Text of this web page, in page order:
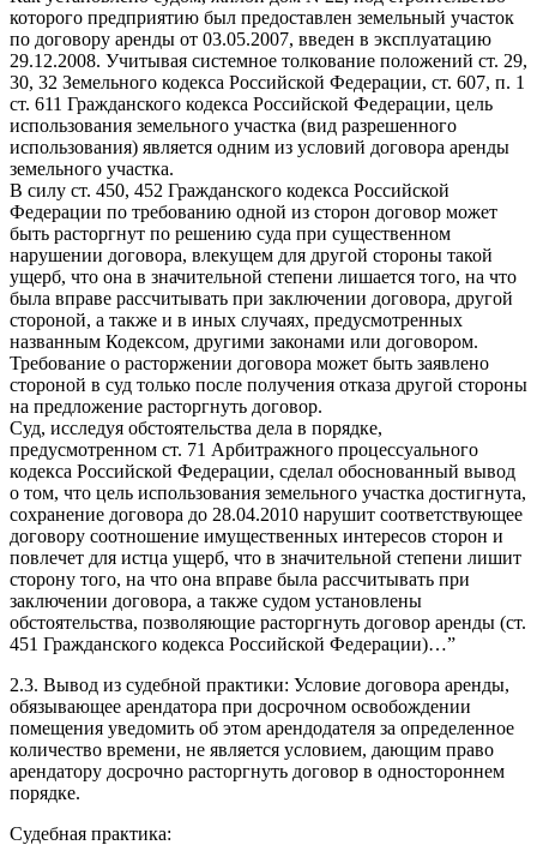
которого предприятию был предоставлен земельный участок
по договору аренды от 03.05.2007, введен в эксплуатацию
29.12.2008. Учитывая системное толкование положений ст. 29,
30, 32 Земельного кодекса Российской Федерации, ст. 607, п. 1
ст. 611 Гражданского кодекса Российской Федерации, цель
использования земельного участка (вид разрешенного
использования) является одним из условий договора аренды
земельного участка.
В силу ст. 450, 452 Гражданского кодекса Российской
Федерации по требованию одной из сторон договор может
быть расторгнут по решению суда при существенном
нарушении договора, влекущем для другой стороны такой
ущерб, что она в значительной степени лишается того, на что
была вправе рассчитывать при заключении договора, другой
стороной, а также и в иных случаях, предусмотренных
названным Кодексом, другими законами или договором.
Требование о расторжении договора может быть заявлено
стороной в суд только после получения отказа другой стороны
на предложение расторгнуть договор.
Суд, исследуя обстоятельства дела в порядке,
предусмотренном ст. 71 Арбитражного процессуального
кодекса Российской Федерации, сделал обоснованный вывод
о том, что цель использования земельного участка достигнута,
сохранение договора до 28.04.2010 нарушит соответствующее
договору соотношение имущественных интересов сторон и
повлечет для истца ущерб, что в значительной степени лишит
сторону того, на что она вправе была рассчитывать при
заключении договора, а также судом установлены
обстоятельства, позволяющие расторгнуть договор аренды (ст.
451 Гражданского кодекса Российской Федерации)…”
2.3. Вывод из судебной практики: Условие договора аренды,
обязывающее арендатора при досрочном освобождении
помещения уведомить об этом арендодателя за определенное
количество времени, не является условием, дающим право
арендатору досрочно расторгнуть договор в одностороннем
порядке.
Судебная практика: